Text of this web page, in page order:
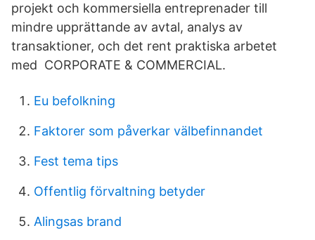
projekt och kommersiella entreprenader till
mindre upprättande av avtal, analys av
transaktioner, och det rent praktiska arbetet
med CORPORATE & COMMERCIAL.
Eu befolkning
Faktorer som påverkar välbefinnandet
Fest tema tips
Offentlig förvaltning betyder
Alingsas brand